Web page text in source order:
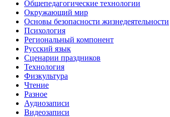
Общепедагогические технологии
Окружающий мир
Основы безопасности жизнедеятельности
Психология
Региональный компонент
Русский язык
Сценарии праздников
Технология
Физкультура
Чтение
Разное
Аудиозаписи
Видеозаписи